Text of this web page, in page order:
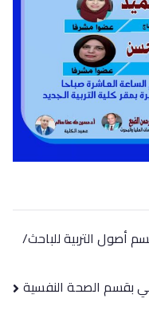
أصول التربية للباحث/
بقسم الصحة النفسية